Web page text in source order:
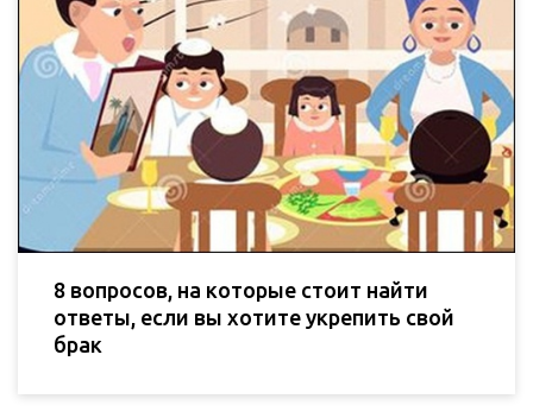
8 вопросов, на которые стоит найти
ответы, если вы хотите укрепить свой
брак